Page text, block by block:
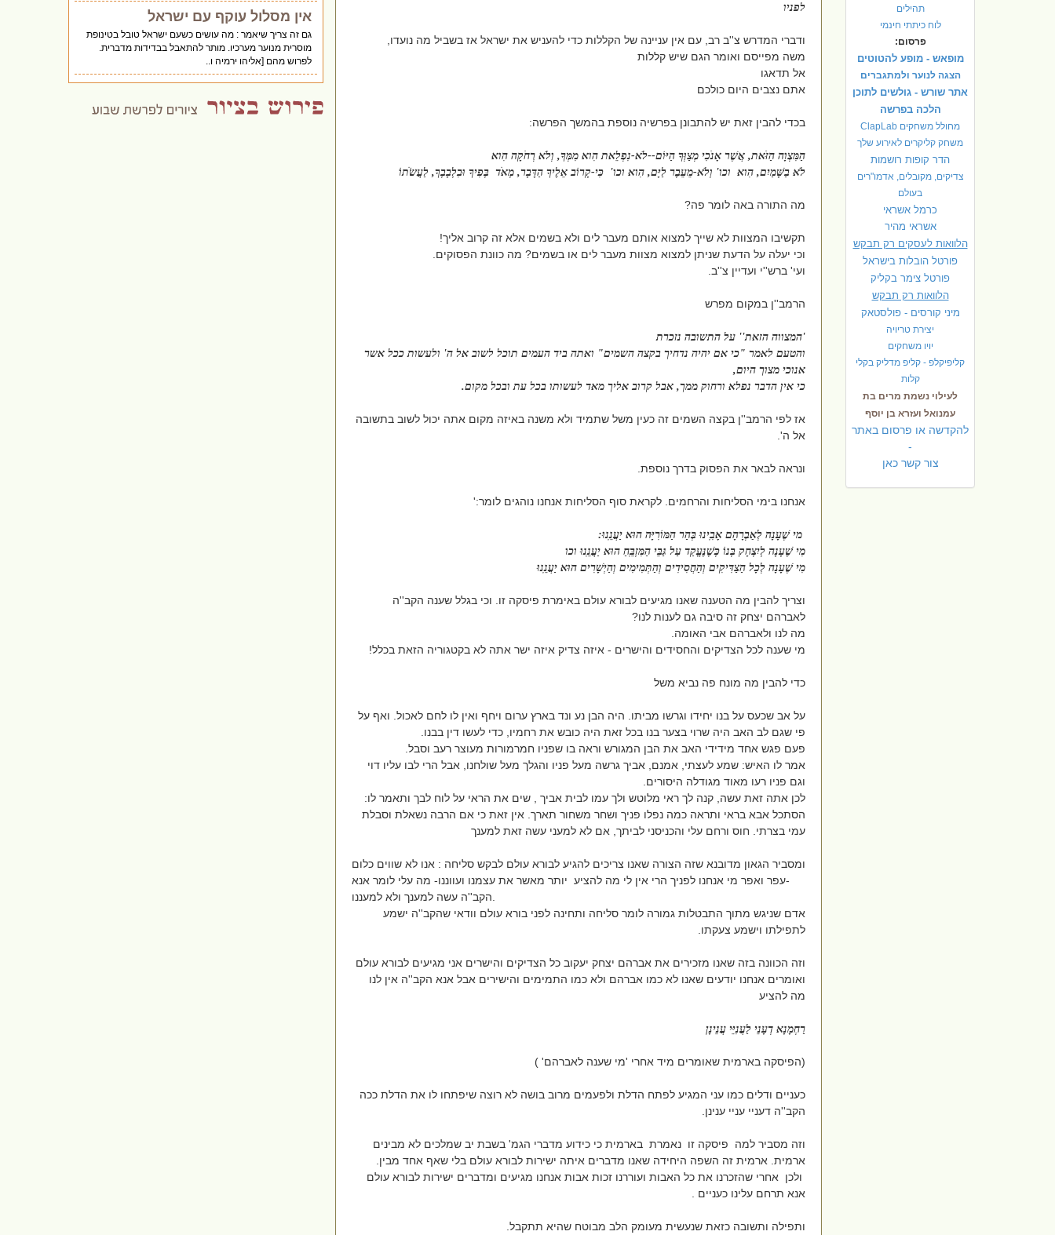
תהילים
לוח כיתתי חינמי
פרסום:
מופאש - מופע להטוטים
הצגה לנוער ולמתגברים
אתר שורש - גולשים לתוכן
הלכה בפרשה
מחולל משחקים ClapLab
משחק קליקרים לאירוע שלך
הדר קופות רושמות
צדיקים, מקובלים, אדמו"רים
בעולם
כרמל אשראי
אשראי מהיר
הלוואות לעסקים רק תבקש
פורטל הובלות בישראל
פורטל צימר בקליק
הלוואות רק תבקש
מיני קורסים - פולסטאק
יצירת טריויה
יויו משחקים
קליפיקלפ - קליפ מדליק בקלי
קלות
לעילוי נשמת מרים בת
עמנואל ועזרא בן יוסף
להקדשה או פרסום באתר
-
צור קשר כאן
לפניו
ודברי המדרש צ''ב רב, עם אין עניינה של הקללות כדי להעניש את ישראל אז בשביל מה נועדו,
משה מפייסם ואומר הגם שיש קללות
אל תדאגו
אתם נצבים היום כולכם
בכדי להבין זאת יש להתבונן בפרשיה נוספת בהמשך הפרשה:
הַמִּצְוָה הַזֹּאת, אֲשֶׁר אָנֹכִי מְצַוְּךָ הַיּוֹם--לֹא-נִפְלֵאת הִוא מִמְּךָ, וְלֹא רְחֹקָה הִוא
לֹא בַשָּׁמַיִם, הִוא וכו' וְלֹא-מֵעֵבֶר לַיָּם, הִוא וכו' כִּי-קָרוֹב אֵלֶיךָ הַדָּבָר, מְאֹד בְּפִיךָ וּבִלְבָבְךָ, לַעֲשֹׂתוֹ
מה התורה באה לומר פה?
תקשיבו המצוות לא שייך למצוא אותם מעבר לים ולא בשמים אלא זה קרוב אליך!
וכי יעלה על הדעת שניתן למצוא מצוות מעבר לים או בשמים? מה כוונת הפסוקים.
ועי' ברש''י ועדיין צ''ב.
הרמב''ן במקום מפרש
'המצווה הזאת'' על התשובה נזכרת
והטעם לאמר "כי אם יהיה נדחיך בקצה השמים" ואתה ביד העמים תוכל לשוב אל ה' ולעשות ככל אשר
אנוכי מצוך היום,
כי אין הדבר נפלא ורחוק ממך, אבל קרוב אליך מאד לעשותו בכל עת ובכל מקום.
אז לפי הרמב''ן בקצה השמים זה כעין משל שתמיד ולא משנה באיזה מקום אתה יכול לשוב בתשובה
אל ה'.
ונראה לבאר את הפסוק בדרך נוספת.
אנחנו בימי הסליחות והרחמים. לקראת סוף הסליחות אנחנו נוהגים לומר:'
מי שֶׁעָנָה לְאַבְרָהָם אָבִֽינוּ בְּהַר הַמּוֹרִיָּה הוּא יַעֲנֵֽנוּ:
מִי שֶׁעָנָה לְיִצְחָק בְּנוֹ כְּשֶׁנֶּעֱקַד עַל גַּבֵּי הַמִּזְבֵּֽחַ הוּא יַעֲנֵֽנוּ וכו
מִי שֶׁעָנָה לְכָל הַצַדִּיקִים וְהַחֲסִידִים וְהַתְּמִימִים וְהַיְשָׁרִים הוּא יַעֲנֵֽנוּ
וצריך להבין מה הטענה שאנו מגיעים לבורא עולם באימרת פיסקה זו. וכי בגלל שענה הקב''ה
לאברהם יצחק זה סיבה גם לענות לנו?
מה לנו ולאברהם אבי האומה.
מי שענה לכל הצדיקים והחסידים והישרים - איזה צדיק איזה ישר אתה לא בקטגוריה הזאת בכלל!
כדי להבין מה מונח פה נביא משל
על אב שכעס על בנו יחידו וגרשו מביתו. היה הבן נע ונד בארץ ערום ויחף ואין לו לחם לאכול. ואף על
פי שגם לב האב היה שרוי בצער בנו בכל זאת היה כובש את רחמיו, כדי לעשו דין בבנו.
פעם פגש אחד מידידי האב את הבן המגורש וראה בו שפניו חמרמורות מעוצר רעב וסבל.
אמר לו האיש: שמע לעצתי, אמנם, אביך גרשה מעל פניו והגלך מעל שולחנו, אבל הרי לבו עליו דוי
וגם פניו רעו מאוד מגודלה היסורים.
לכן אתה זאת עשה, קנה לך ראי מלוטש ולך עמו לבית אביך , שים את הראי על לוח לבך ותאמר לו:
הסתכל אבא בראי ותראה כמה נפלו פניך ושחר משחור תארך. אין זאת כי אם הרבה נשאלת וסבלת
עמי בצרתי. חוס ורחם עלי והכניסני לביתך, אם לא למעני עשה זאת למענך
ומסביר הגאון מדובנא שזה הצורה שאנו צריכים להגיע לבורא עולם לבקש סליחה : אנו לא שווים כלום
-עפר ואפר מי אנחנו לפניך הרי אין לי מה להציע יותר מאשר את עצמנו ועווננו- מה עלי לומר אנא
אדם שניגש מתוך התבטלות גמורה לומר סליחה ותחינה לפני בורא עולם וודאי שהקב''ה ישמע
לתפילתו וישמע צעקתו.
וזה הכוונה בזה שאנו מזכירים את אברהם יצחק יעקוב כל הצדיקים והישרים אני מגיעים לבורא עולם
ואומרים אנחנו יודעים שאנו לא כמו אברהם ולא כמו התמימים והישירים אבל אנא הקב''ה אין לנו
מה להציע
רַחְמָנָא דְעָנֵי לַעֲנִיֵּי עֲנֵינָן
(הפיסקה בארמית שאומרים מיד אחרי 'מי שענה לאברהם' )
כעניים ודלים כמו עני המגיע לפתח הדלת ולפעמים מרוב בושה לא רוצה שיפתחו לו את הדלת ככה
הקב''ה דעניי עניי ענינן.
וזה מסביר למה פיסקה זו נאמרת בארמית כי כידוע מדברי הגמ' בשבת יב שמלכים לא מבינים
ארמית. ארמית זה השפה היחידה שאנו מדברים איתה ישירות לבורא עולם בלי שאף אחד מבין.
ולכן
אחרי שהזכרנו את כל האבות ועוררנו זכות אבות אנחנו מגיעים ומדברים ישירות לבורא עולם
אנא תרחם עלינו כעניים .
ותפילה ותשובה כזאת שנעשית מעומק הלב מבוטח שהיא תתקבל.
אין מסלול עוקף עם ישראל
גם זה צריך שיאמר : מה עושים כשעם ישראל טובל בטינופת
מוסרית מנוער מערכיו. מותר להתאבל בבדידות מדברית.
לפרוש מהם [אליהו ירמיה ו..